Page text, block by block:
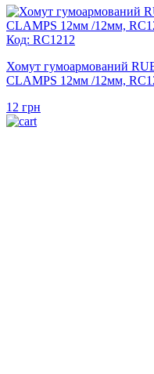
Код: RC1212
Хомут гумоармований
CLAMPS 12мм /12мм,
12 грн